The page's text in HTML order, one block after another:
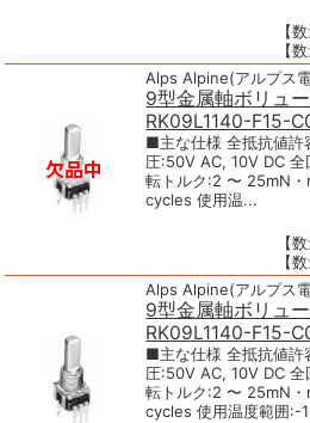
【
【
Alps Alpine(アルプス
9型金属軸ボリュ
RK09L1140-F15-
■主な仕様 全抵抗値
圧:50V AC, 10V DC
転トルク:2 〜 25mN
cycles 使用温...
【
【
Alps Alpine(アルプス
9型金属軸ボリュ
RK09L1140-F15-
■主な仕様 全抵抗値
圧:50V AC, 10V DC
転トルク:2 〜 25mN
cycles 使用温度範囲:-